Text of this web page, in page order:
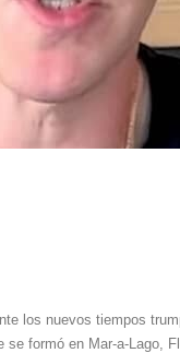
los nuevos tiempos
formó en Mar-a-Lago,